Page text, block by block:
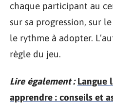
chaque participant au
sur sa progression, sur
le rythme à adopter.
règle du jeu.
Lire également : Langue
apprendre : conseils et